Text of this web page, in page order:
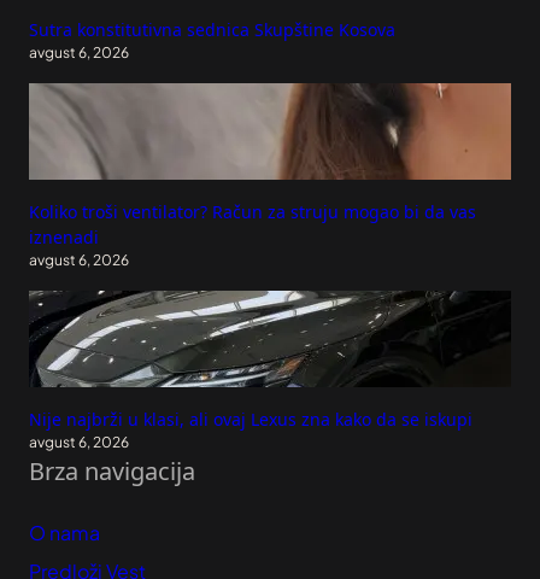
Sutra konstitutivna sednica Skupštine Kosova
avgust 6, 2026
Koliko troši ventilator? Račun za struju mogao bi da vas
iznenadi
avgust 6, 2026
Nije najbrži u klasi, ali ovaj Lexus zna kako da se iskupi
avgust 6, 2026
Brza navigacija
O nama
Predloži Vest